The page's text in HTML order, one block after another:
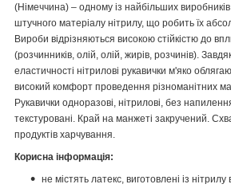
(Німеччина) – одному із найбільших виробників
штучного матеріалу нітрилу, що робить їх
Вироби відрізняються високою стійкістю до
(розчинників, олій, олій, жирів, розчинів).
еластичності нітрилові рукавички м'яко
високий комфорт проведення різноманітних
Рукавички одноразові, нітрилові, без
текстуровані. Край на манжеті закручений.
продуктів харчування.
Корисна інформація:
не містять латекс, виготовлені із нітрилу